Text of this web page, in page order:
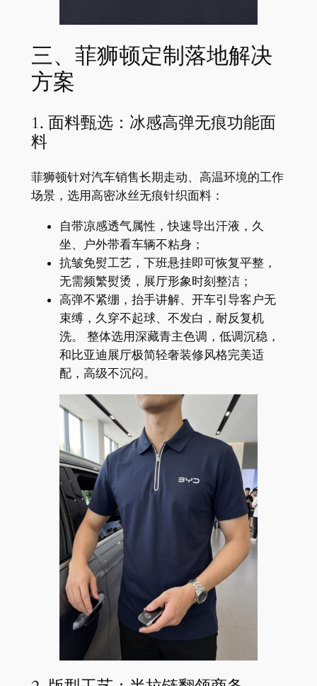
三、菲狮顿定制落地解决
方案
1. 面料甄选：冰感高弹无痕功能面
料
菲狮顿针对汽车销售长期走动、高温环境的工作
场景，选用高密冰丝无痕针织面料：
自带凉感透气属性，快速导出汗液，久
坐、户外带看车辆不粘身；
抗皱免熨工艺，下班悬挂即可恢复平整，
无需频繁熨烫，展厅形象时刻整洁；
高弹不紧绷，抬手讲解、开车引导客户无
束缚，久穿不起球、不发白，耐反复机
洗。 整体选用深藏青主色调，低调沉稳，
和比亚迪展厅极简轻奢装修风格完美适
配，高级不沉闷。